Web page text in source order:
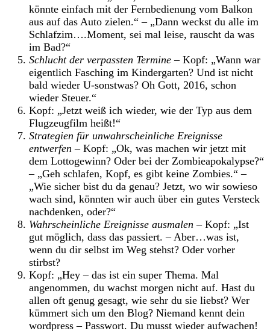
könnte einfach mit der Fernbedienung vom Balkon
aus auf das Auto zielen.“ – „Dann weckst du alle im
Schlafzim….Moment, sei mal leise, rauscht da was
im Bad?“
Schlucht der verpassten Termine –Kopf: „Wann war
eigentlich Fasching im Kindergarten? Und ist nicht
bald wieder U-sonstwas? Oh Gott, 2016, schon
wieder Steuer.“
Kopf: „Jetzt weiß ich wieder, wie der Typ aus dem
Flugzeugfilm heißt!“
Strategien für unwahrscheinliche Ereignisse
entwerfen– Kopf: „Ok, was machen wir jetzt mit
dem Lottogewinn? Oder bei der Zombieapokalypse?“
– „Geh schlafen, Kopf, es gibt keine Zombies.“ –
„Wie sicher bist du da genau? Jetzt, wo wir sowieso
wach sind, könnten wir auch über ein gutes Versteck
nachdenken, oder?“
Wahrscheinliche Ereignisse ausmalen– Kopf: „Ist
gut möglich, dass das passiert. – Aber…was ist,
wenn du dir selbst im Weg stehst? Oder vorher
stirbst?
Kopf: „Hey – das ist ein super Thema. Mal
angenommen, du wachst morgen nicht auf. Hast du
allen oft genug gesagt, wie sehr du sie liebst? Wer
kümmert sich um den Blog? Niemand kennt dein
wordpress – Passwort. Du musst wieder aufwachen!